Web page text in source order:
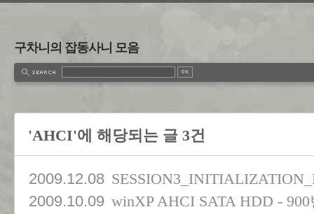
구차니의 잡동사니 모음
'AHCI'에 해당되는 글 3건
2009.12.08
2009.10.09 winXP AHCI SATA HDD -